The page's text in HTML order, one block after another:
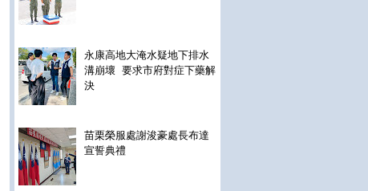
永康高地大淹水疑地下排水
溝崩壞 要求市府對症下藥解
決
苗栗榮服處謝浚豪處長布達
宣誓典禮